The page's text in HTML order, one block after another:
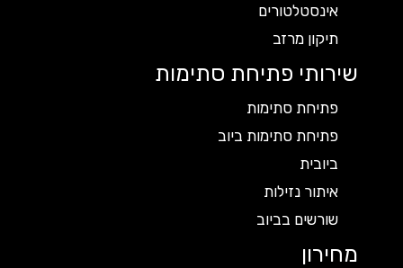
אינסטלטורים
תיקון מרזב
שירותי פתיחת סתימות
פתיחת סתימות
פתיחת סתימות ביוב
ביובית
איתור נזילות
שורשים בביוב
מחירון